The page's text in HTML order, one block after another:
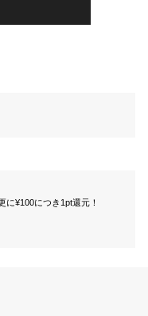
に¥100につき1pt還元！